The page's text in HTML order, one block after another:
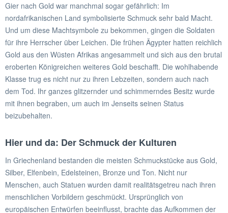
Gier nach Gold war manchmal sogar gefährlich: Im
nordafrikanischen Land symbolisierte Schmuck sehr bald Macht.
Und um diese Machtsymbole zu bekommen, gingen die Soldaten
für ihre Herrscher über Leichen. Die frühen Ägypter hatten reichlich
Gold aus den Wüsten Afrikas angesammelt und sich aus den brutal
eroberten Königreichen weiteres Gold beschafft. Die wohlhabende
Klasse trug es nicht nur zu ihren Lebzeiten, sondern auch nach
dem Tod. Ihr ganzes glitzernder und schimmerndes Besitz wurde
mit ihnen begraben, um auch im Jenseits seinen Status
beizubehalten.
Hier und da: Der Schmuck der Kulturen
In Griechenland bestanden die meisten Schmuckstücke aus Gold,
Silber, Elfenbein, Edelsteinen, Bronze und Ton. Nicht nur
Menschen, auch Statuen wurden damit realitätsgetreu nach ihren
menschlichen Vorbildern geschmückt. Ursprünglich von
europäischen Entwürfen beeinflusst, brachte das Aufkommen der